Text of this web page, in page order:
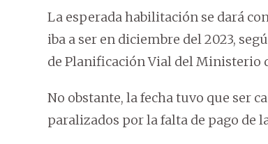
La esperada habilitación se dará
iba a ser en diciembre del 2023,
de Planificación Vial del Ministerio
No obstante, la fecha tuvo que ser
paralizados por la falta de pago de